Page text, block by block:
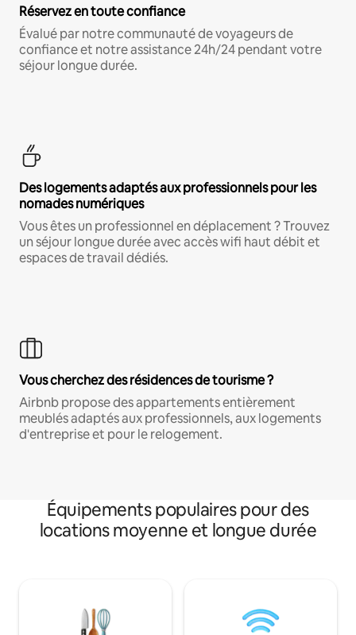
Réservez en toute confiance
Évalué par notre communauté de voyageurs de
confiance et notre assistance 24h/24 pendant votre
séjour longue durée.
Des logements adaptés aux professionnels pour les
nomades numériques
Vous êtes un professionnel en déplacement ? Trouvez
un séjour longue durée avec accès wifi haut débit et
espaces de travail dédiés.
Vous cherchez des résidences de tourisme ?
Airbnb propose des appartements entièrement
meublés adaptés aux professionnels, aux logements
d'entreprise et pour le relogement.
Équipements populaires pour des
locations moyenne et longue durée